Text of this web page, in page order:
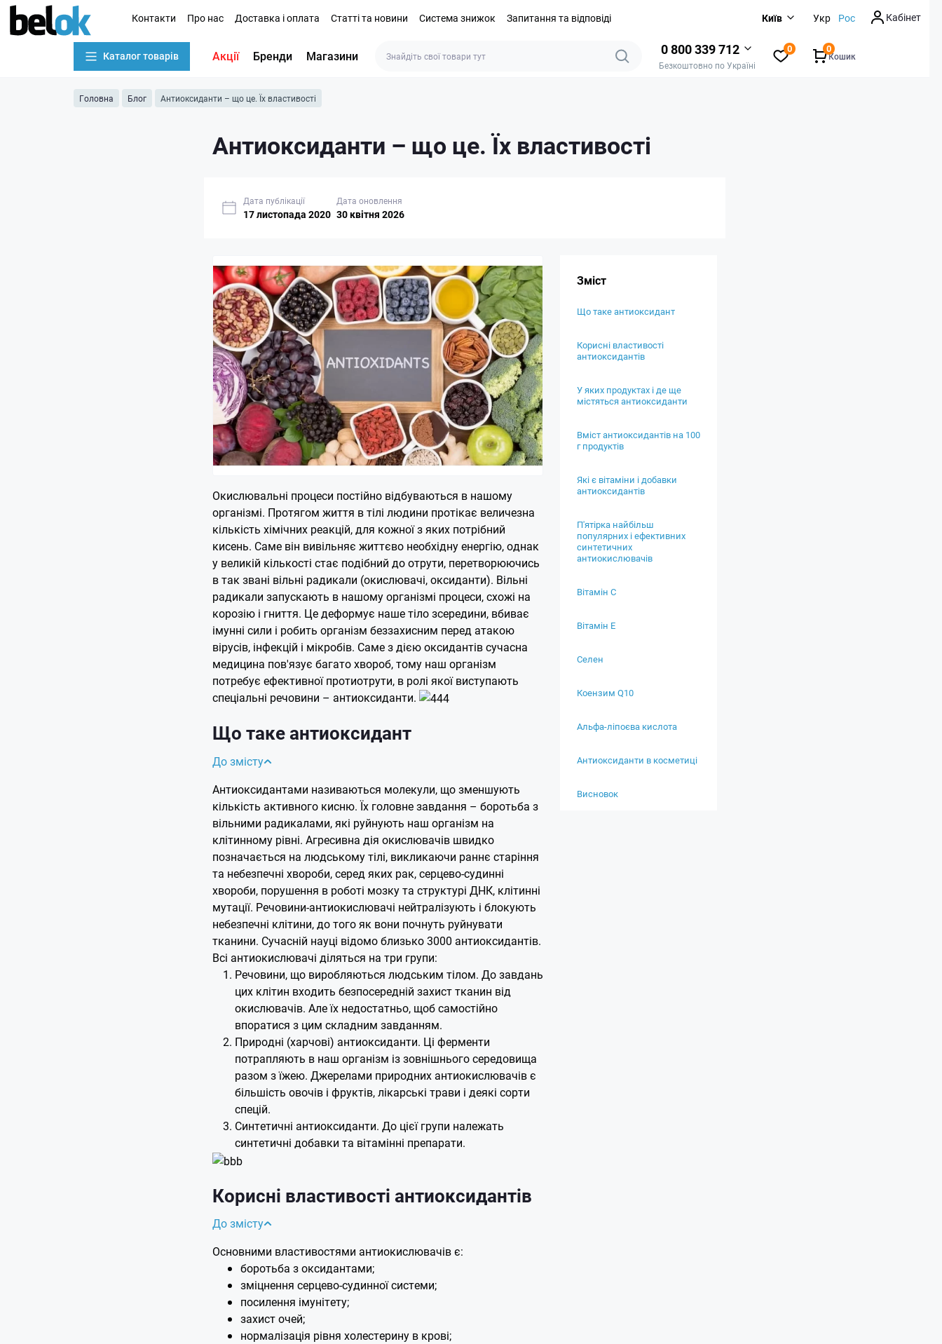
Контакти Про нас Доставка і оплата Статті та новини Система знижок Запитання та відповіді Київ Укр Рос Кабінет
Каталог товарів Акції Бренди Магазини 0 800 339 712
Безкоштовно по Україні
0
Кошик
0
Головна Блог Антиоксиданти – що це. Їх властивості
Антиоксиданти – що це. Їх властивості
Дата публікації
17 листопада 2020
Дата оновлення
30 квітня 2026
Окислювальні процеси постійно відбуваються в нашому
організмі. Протягом життя в тілі людини протікає величезна
кількість хімічних реакцій, для кожної з яких потрібний
кисень. Саме він вивільняє життєво необхідну енергію, однак
у великій кількості стає подібний до отрути, перетворюючись
в так звані вільні радикали (окислювачі, оксиданти). Вільні
радикали запускають в нашому організмі процеси, схожі на
корозію і гниття. Це деформує наше тіло зсередини, вбиває
імунні сили і робить організм беззахисним перед атакою
вірусів, інфекцій і мікробів. Саме з дією оксидантів сучасна
медицина пов'язує багато хвороб, тому наш організм
потребує ефективної протиотрути, в ролі якої виступають
спеціальні речовини – антиоксиданти.
Що таке антиоксидант
До змісту
Антиоксидантами називаються молекули, що зменшують
кількість активного кисню. Їх головне завдання – боротьба з
вільними радикалами, які руйнують наш організм на
клітинному рівні. Агресивна дія окислювачів швидко
позначається на людському тілі, викликаючи раннє старіння
та небезпечні хвороби, серед яких рак, серцево-судинні
хвороби, порушення в роботі мозку та структурі ДНК, клітинні
мутації. Речовини-антиокислювачі нейтралізують і блокують
небезпечні клітини, до того як вони почнуть руйнувати
тканини. Сучасній науці відомо близько 3000 антиоксидантів.
Всі антиокислювачі діляться на три групи:
Речовини, що виробляються людським тілом. До завдань
цих клітин входить безпосередній захист тканин від
окислювачів. Але їх недостатньо, щоб самостійно
впоратися з цим складним завданням.
Природні (харчові) антиоксиданти. Ці ферменти
потрапляють в наш організм із зовнішнього середовища
разом з їжею. Джерелами природних антиокислювачів є
більшість овочів і фруктів, лікарські трави і деякі сорти
спецій.
Синтетичні антиоксиданти. До цієї групи належать
синтетичні добавки та вітамінні препарати.
Корисні властивості антиоксидантів
До змісту
Основними властивостями антиокислювачів є:
боротьба з оксидантами;
зміцнення серцево-судинної системи;
посилення імунітету;
захист очей;
нормалізація рівня холестерину в крові;
Зміст
Що таке антиоксидант
Корисні властивості
антиоксидантів
У яких продуктах і де ще
містяться антиоксиданти
Вміст антиоксидантів на 100
г продуктів
Які є вітаміни і добавки
антиоксидантів
П'ятірка найбільш
популярних і ефективних
синтетичних
антиокислювачів
Вітамін С
Вітамін Е
Селен
Коензим Q10
Альфа-ліпоєва кислота
Антиоксиданти в косметиці
Висновок